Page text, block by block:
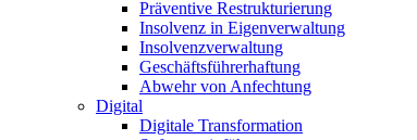
Präventive Restrukturierung
Insolvenz in Eigenverwaltung
Insolvenzverwaltung
Geschäftsführerhaftung
Abwehr von Anfechtung
Digital
Digitale Transformation